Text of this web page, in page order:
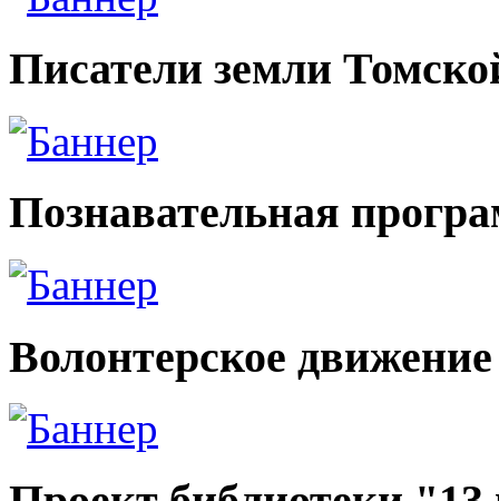
Писатели земли
Познавательная
Волонтерское движение